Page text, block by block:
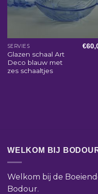
SERVIES
Glazen schaal Art
Deco blauw met
zes schaaltjes
€
WELKOM BIJ
Welkom bij de
Bodour.